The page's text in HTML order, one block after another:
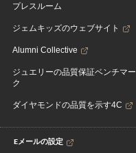
プレスルーム
ジェムキッズのウェブサイト
Alumni Collective
ジュエリーの品質保証ベンチマー
ク
ダイヤモンドの品質を示す4C
Eメールの設定